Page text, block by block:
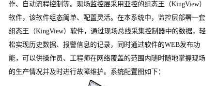
作、自动流程控制等。现场监控层采用亚控的组态王（KingView）
软件，该软件组态简单、配置灵活。在本系统中，监控层部署一套
组态王（KingView）软件，通过现场总线采集控制器中的数据，轻
松实现历史数据、报警信息的记录，同时通过软件的WEB发布功
能，可以供操作员、工程师在网络覆盖的范围内随时随地掌握现场
的生产情况并及时进行故障维护。系统配置图如下：